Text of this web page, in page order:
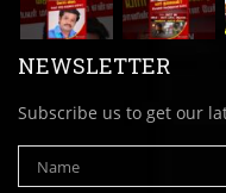
NEWSLETTER
Subscribe us to get our